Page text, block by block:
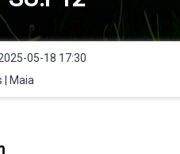
05-18 17:30
| Maia